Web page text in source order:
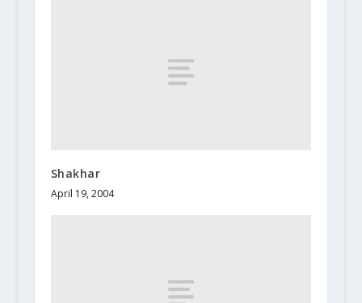
Shakhar
April 19, 2004